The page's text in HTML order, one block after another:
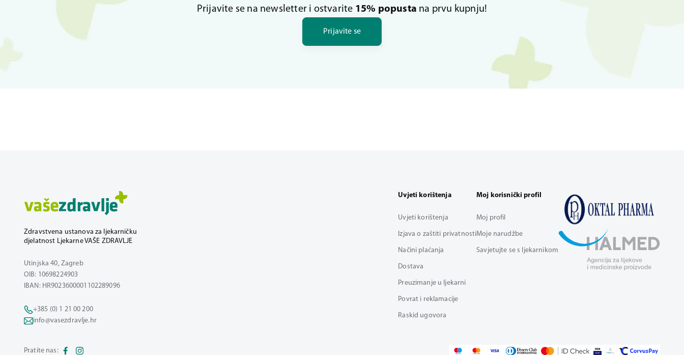
Prijavite se na newsletter i ostvarite 15% popusta na prvu kupnju!
Prijavite se
Zdravstvena ustanova za ljekarničku
djelatnost Ljekarne VAŠE ZDRAVLJE
Utinjska 40, Zagreb
OIB: 10698224903
IBAN: HR9023600001102289096
+385 (0) 1 21 00 200
info@vasezdravlje.hr
Uvjeti korištenja
Uvjeti korištenja
Izjava o zaštiti privatnosti
Načini plaćanja
Dostava
Preuzimanje u ljekarni
Povrat i reklamacije
Raskid ugovora
Moj korisnički profil
Moj profil
Moje narudžbe
Savjetujte se s ljekarnikom
Pratite nas: